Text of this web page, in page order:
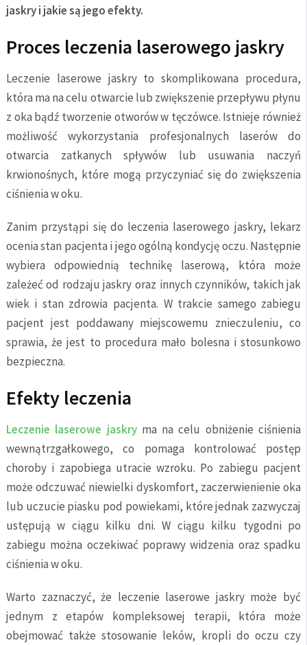
jaskry i jakie są jego efekty.
Proces leczenia laserowego jaskry
Leczenie laserowe jaskry to skomplikowana procedura,
która ma na celu otwarcie lub zwiększenie przepływu płynu
z oka bądź tworzenie otworów w tęczówce. Istnieje również
możliwość wykorzystania profesjonalnych laserów do
otwarcia zatkanych spływów lub usuwania naczyń
krwionośnych, które mogą przyczyniać się do zwiększenia
ciśnienia w oku.
Zanim przystąpi się do leczenia laserowego jaskry, lekarz
ocenia stan pacjenta i jego ogólną kondycję oczu. Następnie
wybiera odpowiednią technikę laserową, która może
zależeć od rodzaju jaskry oraz innych czynników, takich jak
wiek i stan zdrowia pacjenta. W trakcie samego zabiegu
pacjent jest poddawany miejscowemu znieczuleniu, co
sprawia, że jest to procedura mało bolesna i stosunkowo
bezpieczna.
Efekty leczenia
Leczenie laserowe jaskryma na celu obniżenie ciśnienia
wewnątrzgałkowego, co pomaga kontrolować postęp
choroby i zapobiega utracie wzroku. Po zabiegu pacjent
może odczuwać niewielki dyskomfort, zaczerwienienie oka
lub uczucie piasku pod powiekami, które jednak zazwyczaj
ustępują w ciągu kilku dni. W ciągu kilku tygodni po
zabiegu można oczekiwać poprawy widzenia oraz spadku
ciśnienia w oku.
Warto zaznaczyć, że leczenie laserowe jaskry może być
jednym z etapów kompleksowej terapii, która może
obejmować także stosowanie leków, kropli do oczu czy